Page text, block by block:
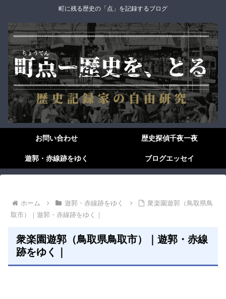
町に残る歴史の「点」を記録するブログ
お問い合わせ 歴史探偵千夜一夜
遊郭・赤線跡をゆく ブログエッセイ
ホーム 遊郭・赤線跡をゆく
衆楽園遊郭（鳥取県鳥
取市）｜遊郭・赤線跡をゆく｜
衆楽園遊郭（鳥取県鳥取市）｜遊郭・赤線
跡をゆく｜